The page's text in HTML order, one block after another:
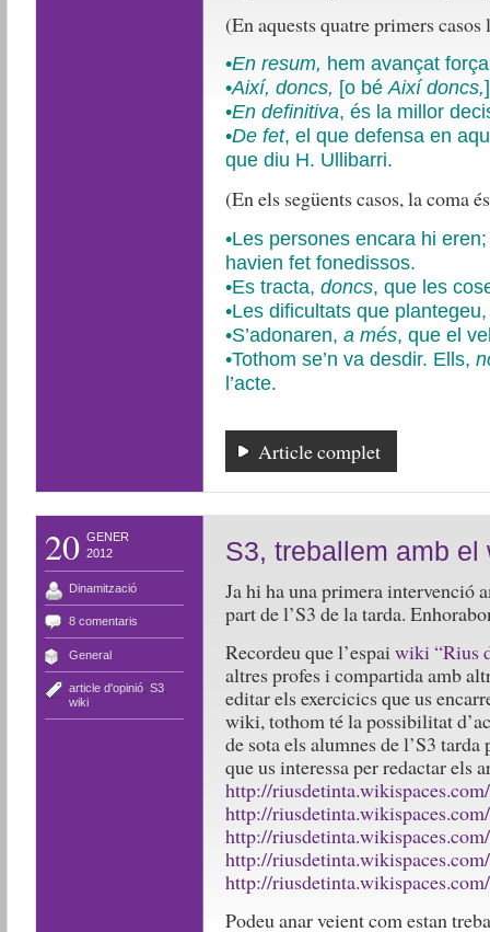
(En aquests quatre primers
•En resum, hem avançat
•Així, doncs, [o béAixí doncs,
•En definitiva, és la millor
•De fet, el que defensa en
que diu H. Ullibarri.
(En els següents casos, la coma
•Les persones encara hi
havien fet fonedissos.
•Es tracta, doncs, que les
•Les dificultats que
•S’adonaren, a més, que el
•Tothom se’n va desdir. Ells,
l’acte.
Article complet
20 GENER
2012
Dinamització
8 comentaris
General
article d'opinió, S3,
wiki
S3, treballem amb el
Ja hi ha una primera intervenció
part de l’S3 de la tarda.
Recordeu que l’espaiwiki “Rius
altres profes i compartida amb
editar els exercicics que us
wiki, tothom té la possibilitat
de sota els alumnes de l’S3
que us interessa per redactar els
http://
http://
http://
http://
http://
Podeu anar veient com estan